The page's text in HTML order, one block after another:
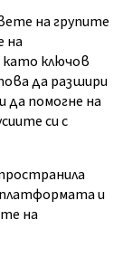
на групите
на
ключов
да разшири
да помогне на
си с
и
на